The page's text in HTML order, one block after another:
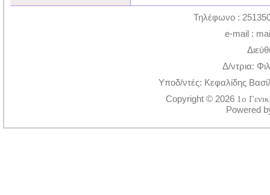
Τηλέφωνο :
e-mail :
Δ/ντρια:
Υποδ/ντές: Κεφαλίδης
Copyright © 2026 1ο
Powered